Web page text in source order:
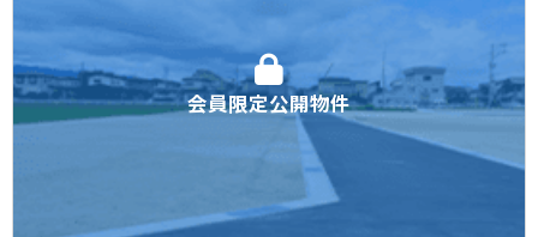
会員限定公開物件